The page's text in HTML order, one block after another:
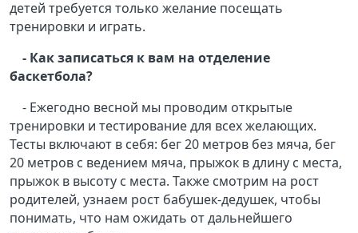
детей требуется только желание посещать
тренировки и играть.
- Как записаться к вам на отделение
баскетбола?
- Ежегодно весной мы проводим открытые
тренировки и тестирование для всех желающих.
Тесты включают в себя: бег 20 метров без мяча, бег
20 метров с ведением мяча, прыжок в длину с места,
прыжок в высоту с места. Также смотрим на рост
родителей, узнаем рост бабушек-дедушек, чтобы
понимать, что нам ожидать от дальнейшего